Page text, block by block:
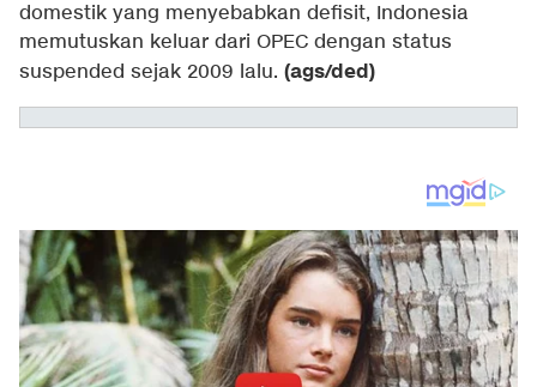
domestik yang menyebabkan defisit, Indonesia
memutuskan keluar dari OPEC dengan status
suspended sejak 2009 lalu. (ags/ded)